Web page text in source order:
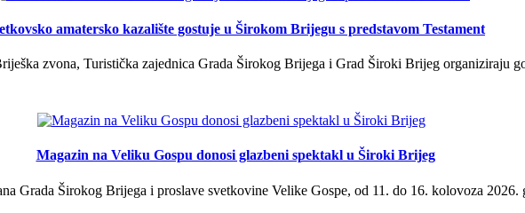
amatersko kazalište gostuje u Širokom Brijegu s predstavom Testament
zvona, Turistička zajednica Grada Širokog Brijega i Grad Široki Brijeg organiziraju
Magazin na Veliku Gospu donosi glazbeni spektakl u Široki Brijeg
Grada Širokog Brijega i proslave svetkovine Velike Gospe, od 11. do 16. kolovoza 2026.